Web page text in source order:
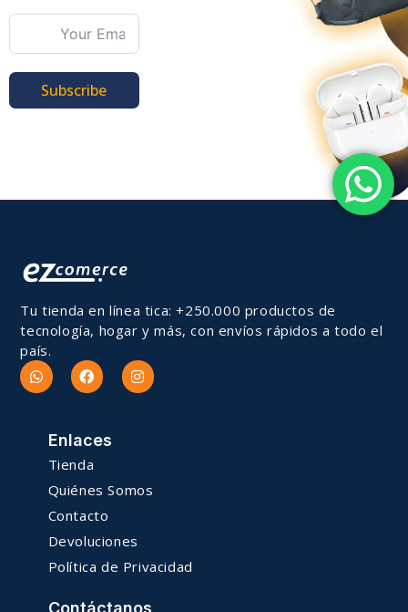
Subscribe
Tu tienda en línea tica: +250.000 productos de
tecnología, hogar y más, con envíos rápidos a todo el
país.
Enlaces
Tienda
Quiénes Somos
Contacto
Devoluciones
Política de Privacidad
Contáctanos